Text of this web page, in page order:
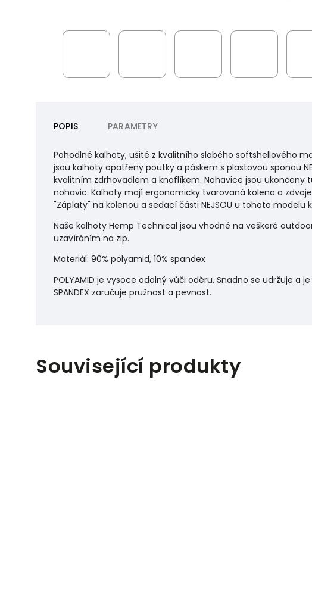
POPIS PARAMETRY
Pohodlné kalhoty, ušité z kvalitního slabého softshellového
jsou kalhoty opatřeny poutky a páskem s plastovou sponou
kvalitním zdrhovadlem a knoflíkem. Nohavice jsou
nohavic. Kalhoty mají ergonomicky tvarovaná kolena a
"Záplaty" na kolenou a sedací části NEJSOU u tohoto modelu
Naše kalhoty Hemp Technical jsou vhodné na veškeré
uzavíráním na zip.
Materiál: 90% polyamid, 10% spandex
POLYAMID je vysoce odolný vůči oděru. Snadno se udržuje a
SPANDEX zaručuje pružnost a pevnost.
Související produkty